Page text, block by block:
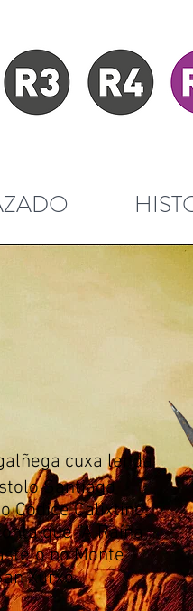
cuxa lenda
Santiago
Códice Calixtino.
que “A Raíña
no Monte
Xurxo.